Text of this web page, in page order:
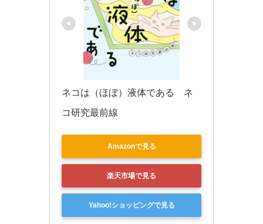
ネコは（ほぼ）液体である　ネ
コ研究最前線
Amazonで見る
楽天市場で見る
Yahoo!ショッピングで見る